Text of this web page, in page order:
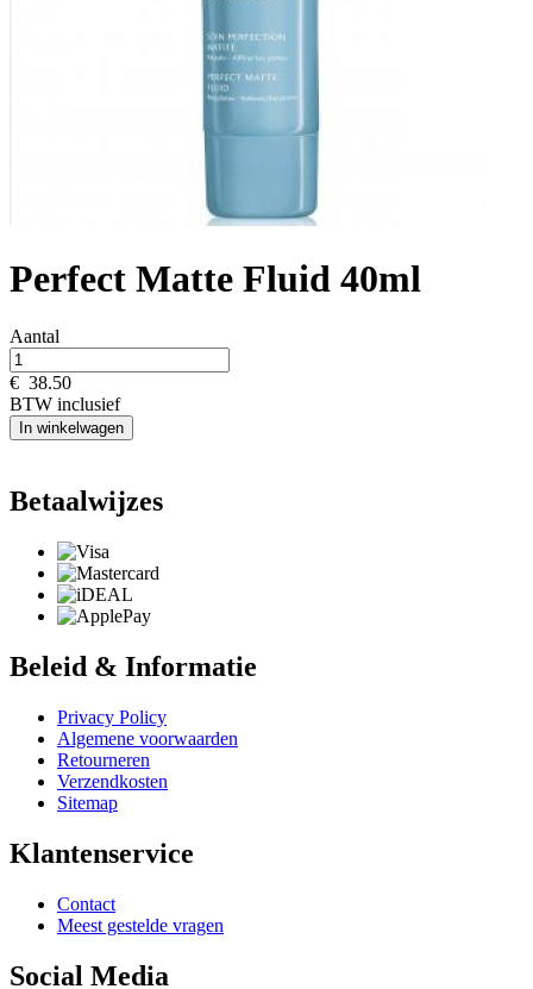
Perfect Matte Fluid 40ml
Aantal
€ 38.50
BTW inclusief
In winkelwagen
Betaalwijzes
Beleid & Informatie
Privacy Policy
Algemene voorwaarden
Retourneren
Verzendkosten
Sitemap
Klantenservice
Contact
Meest gestelde vragen
Social Media